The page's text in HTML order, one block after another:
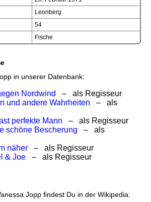
Leonberg
54
Fische
in unserer Datenbank:
Nordwind
– als Regisseur
und andere Wahrheiten – als
perfekte Mann – als Regisseur
schöne Bescherung – als
näher – als Regisseur
& Joe – als Regisseur
Jopp findest Du in der Wikipedia: